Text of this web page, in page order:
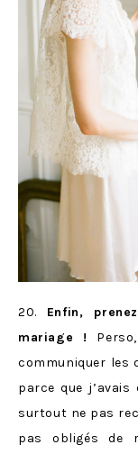
20. Enfin,
mariage !
communiquer les
parce que
surtout ne pas
pas obligés de